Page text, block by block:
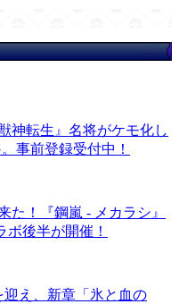
神転生』名将がケモ化し
事前登録受付中！
た！『鋼嵐 - メカラシ』
後半が開催！
迎え、新章「氷と血の